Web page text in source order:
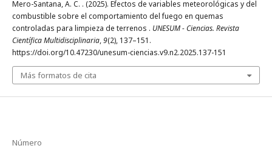
Mero-Santana, A. C. . (2025). Efectos de variables meteorológicas y del
combustible sobre el comportamiento del fuego en quemas
controladas para limpieza de terrenos . UNESUM - Ciencias. Revista
Científica Multidisciplinaria,9(2), 137–151.
https://doi.org/10.47230/unesum-ciencias.v9.n2.2025.137-151
Más formatos de cita
Número